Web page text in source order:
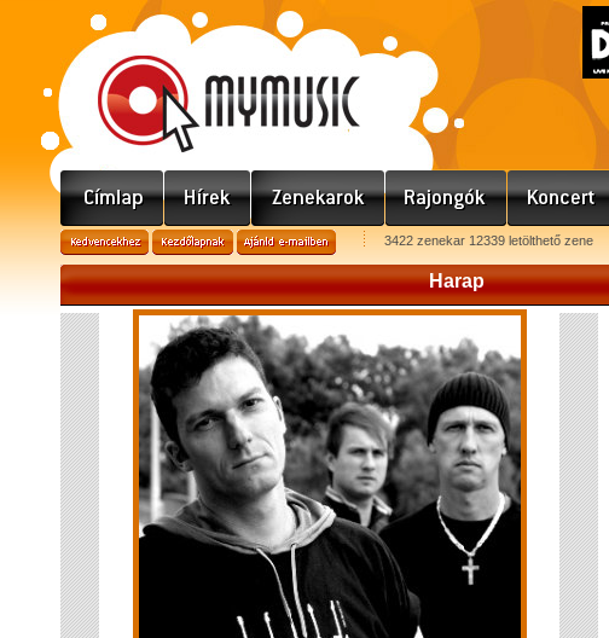
3422 zenekar 12339 letölthető zene
Harap